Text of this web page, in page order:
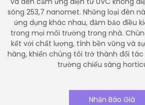
sóng 253,7 nanomet. Những loại đèn
ứng dụng khác nhau, đảm bảo điều
trong mọi môi trường trong nhà.
kết với chất lượng, tính bền vững và
hàng, khiến chúng tôi trở thành đối
trường chiếu sáng
Nhận Báo Giá